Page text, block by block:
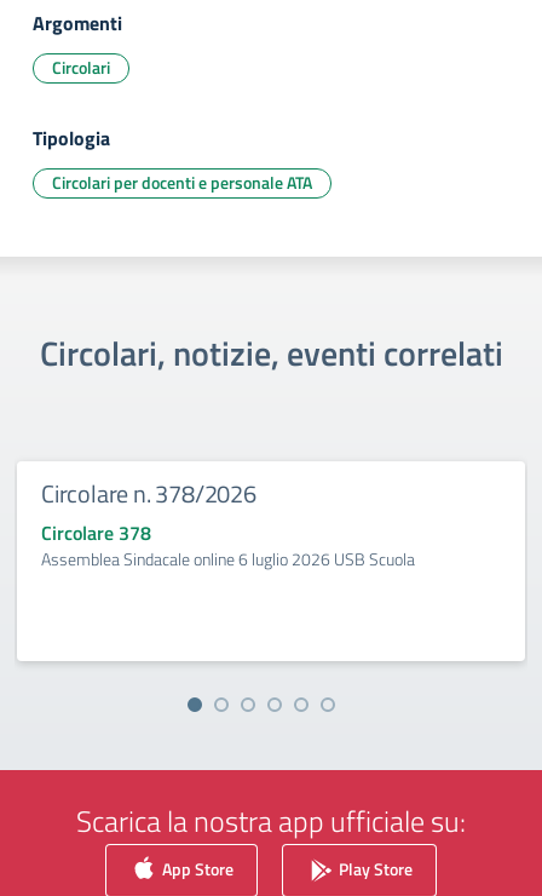
Argomenti
Circolari
Tipologia
Circolari per docenti e personale ATA
Circolari, notizie, eventi correlati
Circolare n. 378/2026
Circolare 378
Assemblea Sindacale online 6 luglio 2026 USB Scuola
Scarica la nostra app ufficiale su:
App Store Play Store